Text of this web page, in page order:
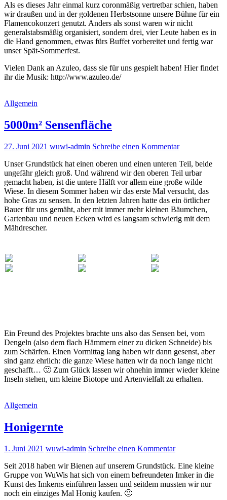
Als es dieses Jahr einmal kurz coronmäßig vertretbar schien, haben
wir draußen und in der goldenen Herbstsonne unsere Bühne für ein
Flamencokonzert genutzt. Anders als sonst waren wir nicht
generalstabsmäßig organisiert, sondern drei, vier Leute haben es in
die Hand genommen, etwas fürs Buffet vorbereitet und fertig war
unser Spät-Sommerfest.
Vielen Dank an Azuleo, dass sie für uns gespielt haben! Hier findet
ihr die Musik: http://www.azuleo.de/
Allgemein
5000m² Sensenfläche
27. Juni 2021 wuwi-admin Schreibe einen Kommentar
Unser Grundstück hat einen oberen und einen unteren Teil, beide
ungefähr gleich groß. Und während wir den oberen Teil urbar
gemacht haben, ist die untere Hälft vor allem eine große wilde
Wiese. In diesem Sommer haben wir das erste Mal versucht, das
hohe Gras zu sensen. In den letzten Jahren hatte das ein örtlicher
Bauer für uns gemäht, aber mit immer mehr kleinen Bäumchen,
Gartenbau und neuen Ecken wird es langsam schwierig mit dem
Mähdrescher.
Ein Freund des Projektes brachte uns also das Sensen bei, vom
Dengeln (also dem flach Hämmern einer zu dicken Schneide) bis
zum Schärfen. Einen Vormittag lang haben wir dann gesenst, aber
sind ganz ehrlich: die ganze Wiese hatten wir da noch lange nicht
geschafft… 🙂 Zum Glück lassen wir ohnehin immer wieder kleine
Inseln stehen, um kleine Biotope und Artenvielfalt zu erhalten.
Allgemein
Honigernte
1. Juni 2021 wuwi-admin Schreibe einen Kommentar
Seit 2018 haben wir Bienen auf unserem Grundstück. Eine kleine
Gruppe von WuWis hat sich von einem befreundeten Imker in die
Kunst des Imkerns einführen lassen und seitdem mussten wir nur
noch ein einziges Mal Honig kaufen. 🙂